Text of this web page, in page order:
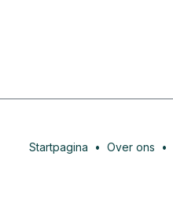
Startpagina • Over ons •